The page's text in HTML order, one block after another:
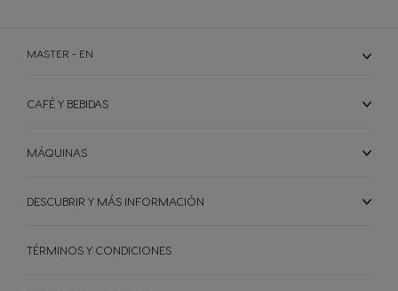
MASTER - EN
CAFÉ Y BEBIDAS
MÁQUINAS
DESCUBRIR Y MÁS INFORMACIÓN
TÉRMINOS Y CONDICIONES